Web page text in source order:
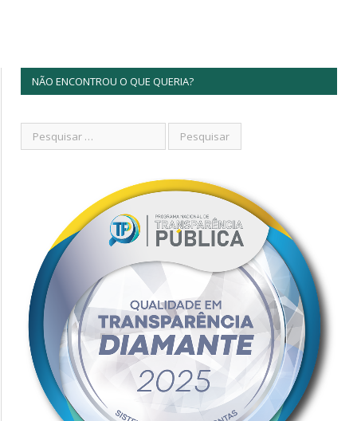
NÃO ENCONTROU O QUE QUERIA?